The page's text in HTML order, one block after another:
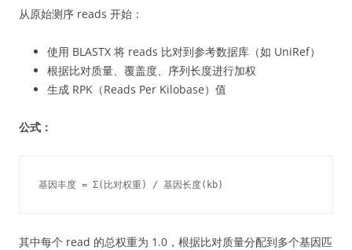
从原始测序 reads 开始：
使用 BLASTX 将 reads 比对到参考数据库（如 UniRef）
根据比对质量、覆盖度、序列长度进行加权
生成 RPK（Reads Per Kilobase）值
公式：
基因丰度 = Σ(比对权重) / 基因长度(kb)
其中每个 read 的总权重为 1.0，根据比对质量分配到多个基因匹